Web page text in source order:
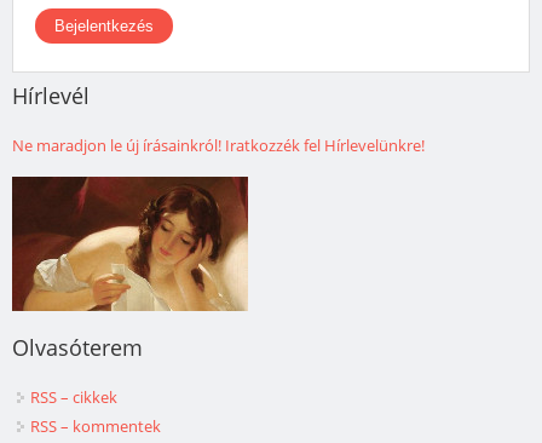
Hírlevél
Ne maradjon le új írásainkról! Iratkozzék fel Hírlevelünkre!
Olvasóterem
RSS – cikkek
RSS – kommentek